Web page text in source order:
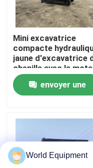
Contrôle de la
Nous contacter
Nouvelles
Excavatrice
Mini Crawler
Mini excavatrice
compacte
jaune d'excavatrice
chenille avec le
de Yanmar
envoyer une
World Equipment